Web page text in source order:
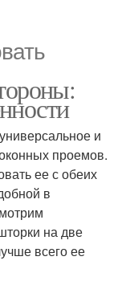
и
проемов.
ее с обеих
в
на две
всего ее